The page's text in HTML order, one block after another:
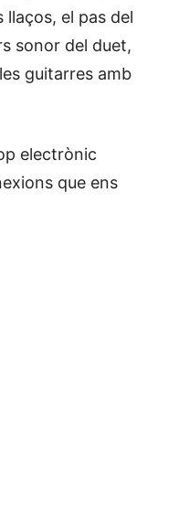
llaços, el pas del
sonor del duet,
guitarres amb
electrònic
que ens